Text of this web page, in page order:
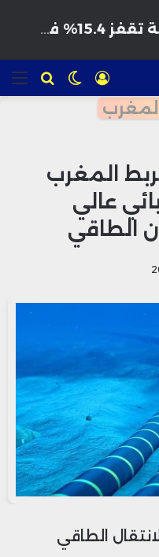
للبحث الوضع
المظلم
تسجيل
الدخول
المغرب
عالي
الطاقي
الطاقي